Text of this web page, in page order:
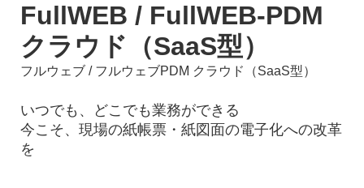
FullWEB / FullWEB-PDM
クラウド（SaaS型）
フルウェブ / フルウェブPDM クラウド（SaaS型）
いつでも、どこでも業務ができる
今こそ、現場の紙帳票・紙図面の電子化への改革
を